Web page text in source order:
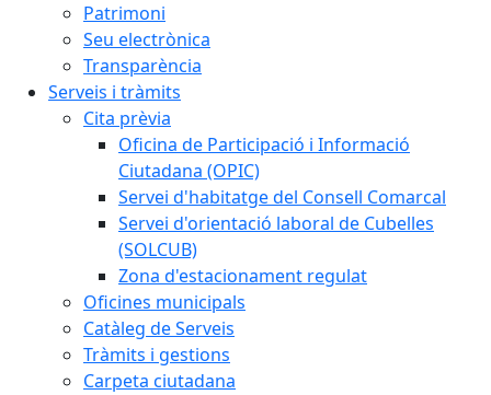
Patrimoni
Seu electrònica
Transparència
Serveis i tràmits
Cita prèvia
Oficina de Participació i Informació
Ciutadana (OPIC)
Servei d'habitatge del Consell Comarcal
Servei d'orientació laboral de Cubelles
(SOLCUB)
Zona d'estacionament regulat
Oficines municipals
Catàleg de Serveis
Tràmits i gestions
Carpeta ciutadana